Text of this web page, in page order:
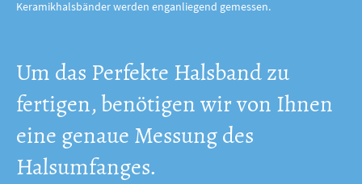
Keramikhalsbänder werden enganliegend gemessen.
Um das Perfekte Halsband zu
fertigen, benötigen wir von Ihnen
eine genaue Messung des
Halsumfanges.